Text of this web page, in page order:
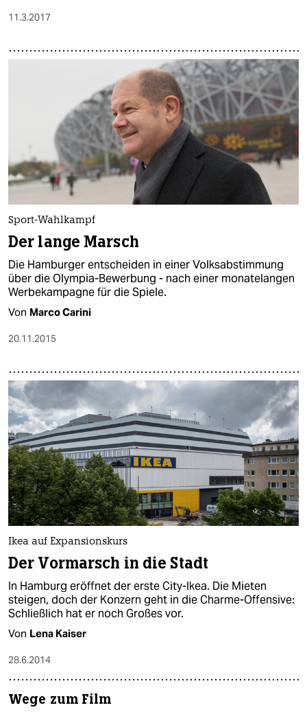
11.3.2017
Sport-Wahlkampf
Der lange Marsch
Die Hamburger entscheiden in einer Volksabstimmung
über die Olympia-Bewerbung - nach einer monatelangen
Werbekampagne für die Spiele.
Von Marco Carini
20.11.2015
Ikea auf Expansionskurs
Der Vormarsch in die Stadt
In Hamburg eröffnet der erste City-Ikea. Die Mieten
steigen, doch der Konzern geht in die Charme-Offensive:
Schließlich hat er noch Großes vor.
Von Lena Kaiser
28.6.2014
Wege zum Film